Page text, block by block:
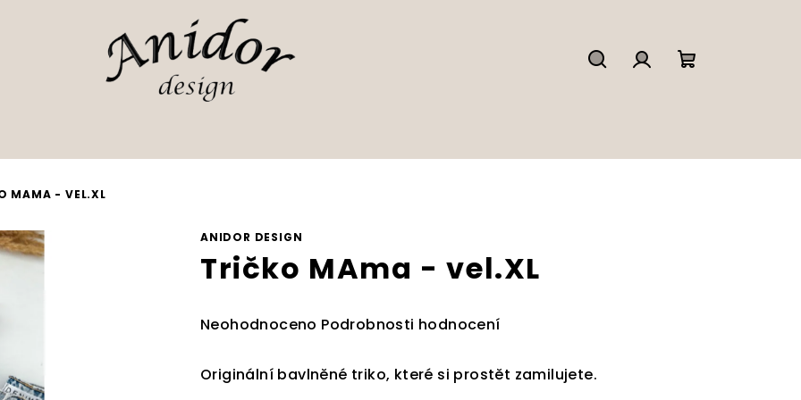
MAMA - VEL.XL
ANIDOR DESIGN
Tričko MAma - vel.XL
Průměrné
produktu
Neohodnoceno Podrobnosti hodnocení
Originální bavlněné triko, které si prostět zamilujete.